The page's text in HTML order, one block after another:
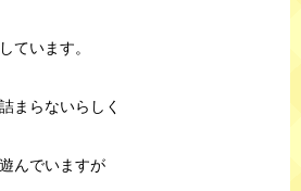
ています。
まらないらしく
んでいますが